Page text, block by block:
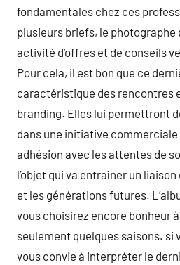
fondamentales chez ces
plusieurs briefs, le
activité d’offres et de conseils
Pour cela, il est bon que ce
caractéristique des rencontres
branding. Elles lui permettront
dans une initiative
adhésion avec les attentes de
l’objet qui va entraîner un
et les générations futures.
vous choisirez encore bonheur
seulement quelques saisons. si
vous convie à interpréter le